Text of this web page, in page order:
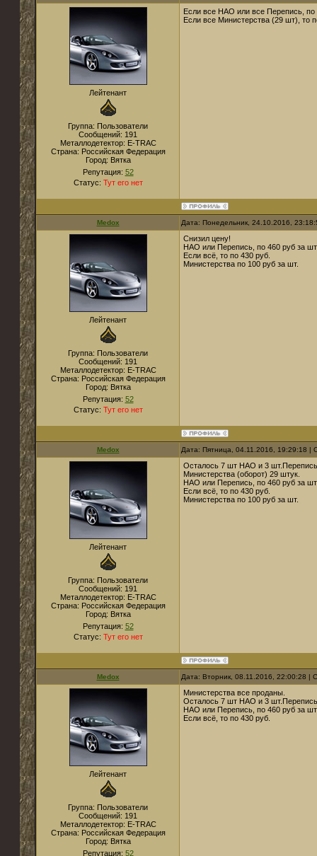
Лейтенант
Группа: Пользователи
Сообщений: 191
Металлодетектор: E-TRAC
Страна: Российская Федерация
Город: Вятка
Репутация: 52
Статус: Тут его нет
Если все НАО или все Перепись, по
Если все Министерства (29 шт), то
Medox Дата: Понедельник, 24.10.2016,
Лейтенант
Группа: Пользователи
Сообщений: 191
Металлодетектор: E-TRAC
Страна: Российская Федерация
Город: Вятка
Репутация: 52
Статус: Тут его нет
Снизил цену!
НАО или Перепись, по 460 руб за
Если всё, то по 430 руб.
Министерства по 100 руб за шт.
Medox Дата: Пятница, 04.11.2016, 19:29:18
Лейтенант
Группа: Пользователи
Сообщений: 191
Металлодетектор: E-TRAC
Страна: Российская Федерация
Город: Вятка
Репутация: 52
Статус: Тут его нет
Осталось 7 шт НАО и 3
Министерства (оборот) 29 штук.
НАО или Перепись, по 460 руб за
Если всё, то по 430 руб.
Министерства по 100 руб за шт.
Medox Дата: Вторник, 08.11.2016, 22:00:28 |
Лейтенант
Группа: Пользователи
Сообщений: 191
Металлодетектор: E-TRAC
Страна: Российская Федерация
Город: Вятка
Репутация: 52
Министерства все проданы.
Осталось 7 шт НАО и 3
НАО или Перепись, по 460 руб за
Если всё, то по 430 руб.